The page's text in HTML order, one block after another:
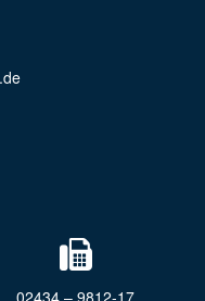
02434 – 9812-17